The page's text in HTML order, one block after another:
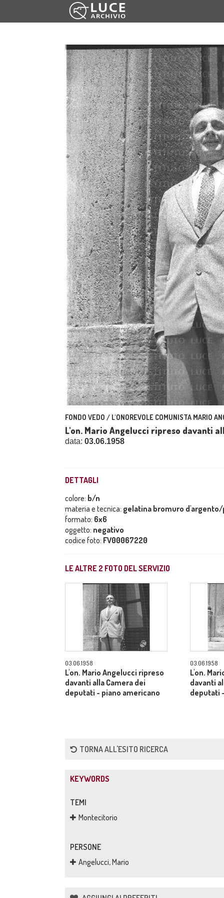
FONDO VEDO / L'ONOREVOLE COMUNISTA MARIO
L'on. Mario Angelucci ripreso davanti
data: 03.06.1958
DETTAGLI
colore: b/n
materia e tecnica: gelatina bromuro
formato: 6x6
oggetto: negativo
codice foto: FV00067220
LE ALTRE 2 FOTO DEL SERVIZIO
03.06.1958
L'on. Mario Angelucci ripreso
davanti alla Camera dei
deputati - piano americano
03.06.1958
L'on.
davanti
deputati
TORNA ALL'ESITO RICERCA
KEYWORDS
TEMI
Montecitorio
PERSONE
Angelucci, Mario